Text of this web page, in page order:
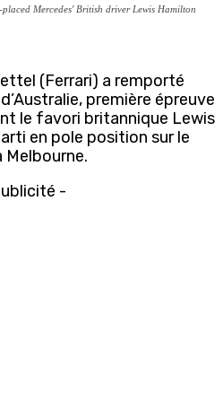
Mercedes' British driver Lewis Hamilton
(Ferrari) a remporté
première épreuve
le favori britannique Lewis
en pole position sur le
Melbourne.
-